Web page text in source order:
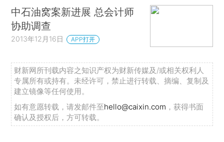
中石油窝案新进展 总会计师
协助调查
2013年12月16日 APP打开
财新网所刊载内容之知识产权为财新传媒及/或相关权利人
专属所有或持有。未经许可，禁止进行转载、摘编、复制及
建立镜像等任何使用。
如有意愿转载，请发邮件至hello@caixin.com ，获得书面
确认及授权后，方可转载。